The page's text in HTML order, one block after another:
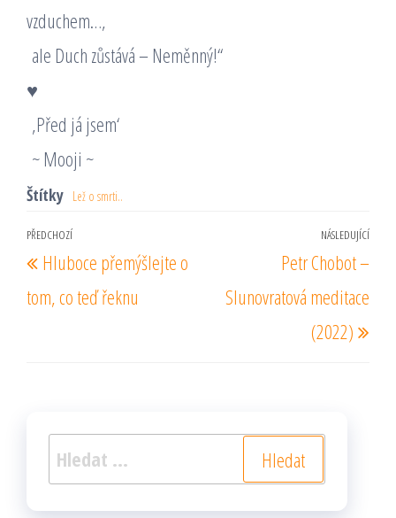
vzduchem…,
ale Duch zůstává – Neměnný!“
♥️
‚Před já jsem‘
~ Mooji ~
Štítky Lež o smrti..
Navigace
pro
příspěvek
Předchozí
příspěvek
PŘEDCHOZÍ
Hluboce přemýšlejte o
tom, co teď řeknu
NÁSLEDUJÍCÍ
Petr Chobot –
Slunovratová meditace
(2022)
Vyhledávání